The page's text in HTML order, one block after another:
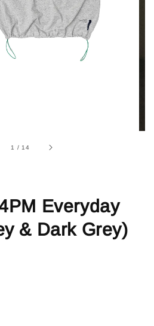
1 / 14
Everyday
& Dark Grey)